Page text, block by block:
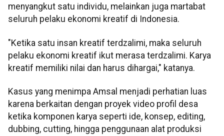
menyangkut satu individu, melainkan juga martabat
seluruh pelaku ekonomi kreatif di Indonesia.
"Ketika satu insan kreatif terdzalimi, maka seluruh
pelaku ekonomi kreatif ikut merasa terdzalimi. Karya
kreatif memiliki nilai dan harus dihargai," katanya.
Kasus yang menimpa Amsal menjadi perhatian luas
karena berkaitan dengan proyek video profil desa
ketika komponen karya seperti ide, konsep, editing,
dubbing, cutting, hingga penggunaan alat produksi